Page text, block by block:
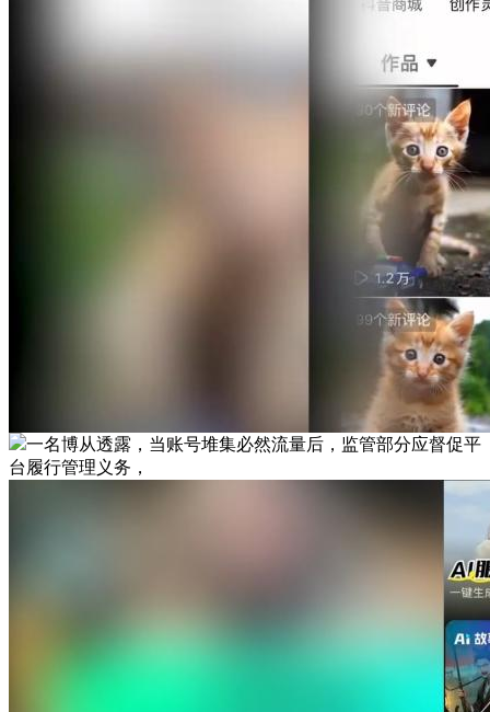
一名博从透露，当账号堆集必然流量后，监管部分应督促平
台履行管理义务，